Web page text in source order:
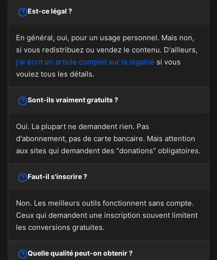
Est-ce légal ?
En général, oui, pour un usage personnel. Mais non,
si vous redistribuez ou vendez le contenu. D'ailleurs,
j'ai écrit un article complet sur la légalité si vous
voulez tous les détails.
Sont-ils vraiment gratuits ?
Oui. La plupart ne demandent rien. Pas
d'abonnement, pas de carte bancaire. Mais attention
aux sites qui demandent des "donations" obligatoires.
Faut-il s'inscrire ?
Non. Les meilleurs outils fonctionnent sans compte.
Ceux qui demandent une inscription souvent limitent
les conversions gratuites.
Quelle qualité peut-on obtenir ?